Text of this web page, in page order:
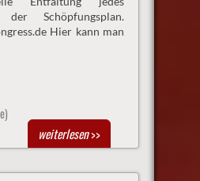
Schöpfungsplan.
Hier kann man
weiterlesen>>